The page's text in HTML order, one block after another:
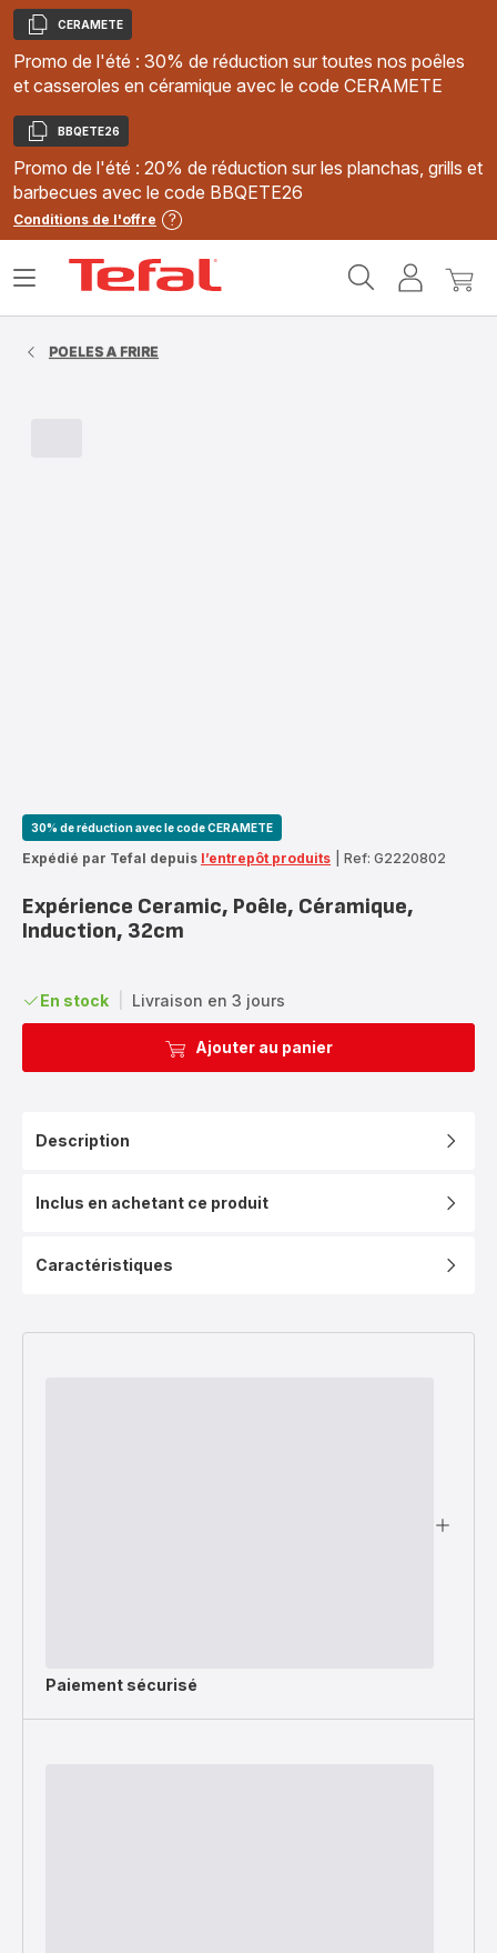
Copier
CERAMETE
Promo de l'été : 30% de réduction sur toutes nos poêles
et casseroles en céramique avec le code CERAMETE
Copier
BBQETE26
Promo de l'été : 20% de réduction sur les planchas, grills et
barbecues avec le code BBQETE26
Conditions de l'offre
MonMon
Ouvrir
POELES A FRIRE
30% de réduction avec le code CERAMETE
Expédié par Tefal depuis l’entrepôt produits Ref: G2220802
Expérience Ceramic, Poêle, Céramique,
Induction, 32cm
En stock Livraison en 3 jours
Ajouter au panier
Description
Inclus en achetant ce produit
Caractéristiques
Paiement sécurisé